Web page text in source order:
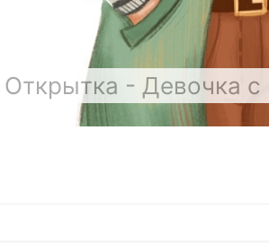
Открытка - Девочка